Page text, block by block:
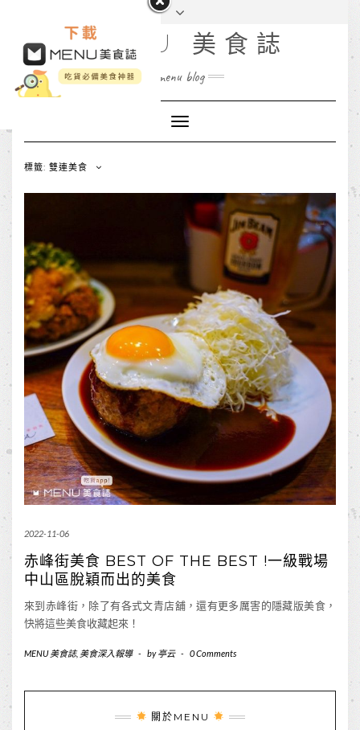
MENU 美食誌
menu blog
Toggle
Navigation
標籤: 雙連美食
2022-11-06
赤峰街美食 BEST OF THE BEST !一級戰場
中山區脫穎而出的美食
來到赤峰街，除了有各式文青店舖，還有更多厲害的隱藏版美食，
快將這些美食收藏起來！
MENU 美食誌, 美食深入報導 - by亭云 - 0 Comments
關於MENU